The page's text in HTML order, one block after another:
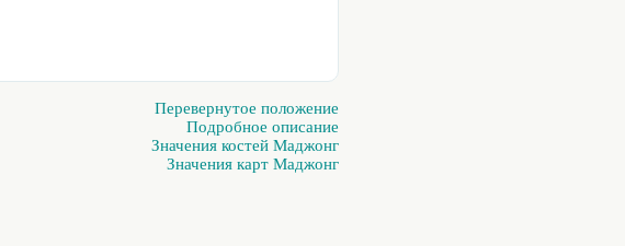
Перевернутое положение
Подробное описание
Значения костей Маджонг
Значения карт Маджонг